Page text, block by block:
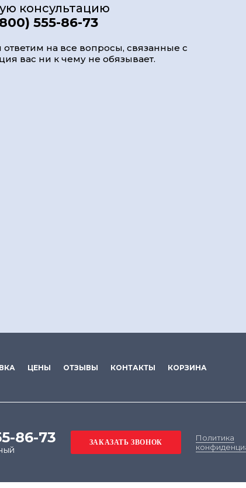
консультацию
555-86-73
на все вопросы, связанные с
вас ни к чему не обязывает.
ЦЕНЫ ОТЗЫВЫ КОНТАКТЫ КОРЗИНА
86-73
Политика